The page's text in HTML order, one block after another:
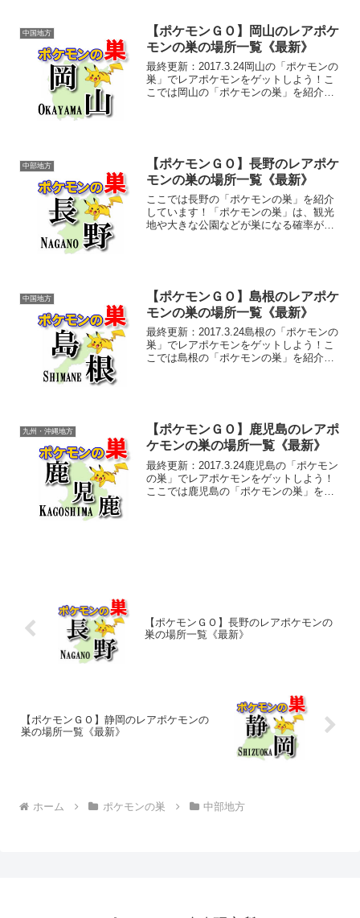
中国地方
【ポケモンＧＯ】岡山のレアポケ
モンの巣の場所一覧《最新》
最終更新：2017.3.24岡山の「ポケモンの
巣」でレアポケモンをゲットしよう！こ
こでは岡山の「ポケモンの巣」を紹介し
中部地方
【ポケモンＧＯ】長野のレアポケ
モンの巣の場所一覧《最新》
ここでは長野の「ポケモンの巣」を紹介
しています！「ポケモンの巣」は、観光
地や大きな公園などが巣になる確率が高
中国地方
【ポケモンＧＯ】島根のレアポケ
モンの巣の場所一覧《最新》
最終更新：2017.3.24島根の「ポケモンの
巣」でレアポケモンをゲットしよう！こ
こでは島根の「ポケモンの巣」を紹介し
九州・沖縄地方
【ポケモンＧＯ】鹿児島のレアポ
ケモンの巣の場所一覧《最新》
最終更新：2017.3.24鹿児島の「ポケモン
の巣」でレアポケモンをゲットしよう！
ここでは鹿児島の「ポケモンの巣」を紹
【ポケモンＧＯ】長野のレアポケモンの
巣の場所一覧《最新》
【ポケモンＧＯ】静岡のレアポケモンの
巣の場所一覧《最新》
ホーム ポケモンの巣 中部地方